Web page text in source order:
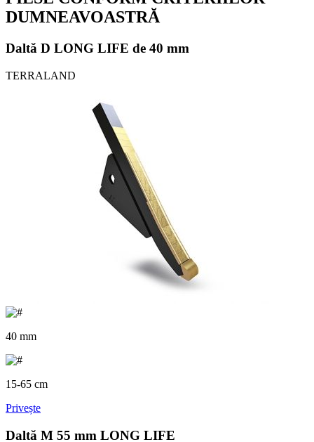
DUMNEAVOASTRĂ
Daltă D LONG LIFE de 40 mm
TERRALAND
40 mm
15-65 cm
Privește
Daltă M 55 mm LONG LIFE